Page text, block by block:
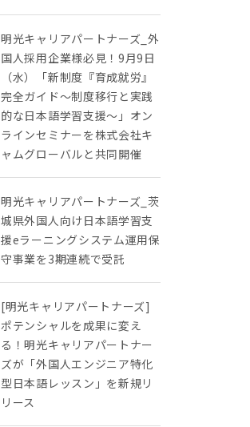
明光キャリアパートナーズ_外
国人採用企業様必見！9月9日
（水）「新制度『育成就労』
完全ガイド～制度移行と実践
的な日本語学習支援～」オン
ラインセミナーを株式会社キ
ャムグローバルと共同開催
明光キャリアパートナーズ_茨
城県外国人向け日本語学習支
援eラーニングシステム運用保
守事業を3期連続で受託
[明光キャリアパートナーズ]
ポテンシャルを成果に変え
る！明光キャリアパートナー
ズが「外国人エンジニア特化
型日本語レッスン」を新規リ
リース